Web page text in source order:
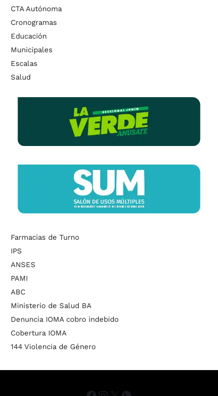
CTA Autónoma
Cronogramas
Educación
Municipales
Escalas
Salud
Farmacias de Turno
IPS
ANSES
PAMI
ABC
Ministerio de Salud BA
Denuncia IOMA cobro indebido
Cobertura IOMA
144 Violencia de Género